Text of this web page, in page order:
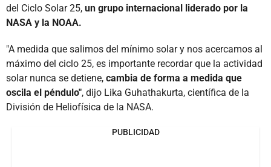
del Ciclo Solar 25, un grupo internacional liderado por la
NASA y la NOAA.
"A medida que salimos del mínimo solar y nos acercamos al
máximo del ciclo 25, es importante recordar que la actividad
solar nunca se detiene, cambia de forma a medida que
oscila el péndulo", dijo Lika Guhathakurta, científica de la
División de Heliofísica de la NASA.
PUBLICIDAD